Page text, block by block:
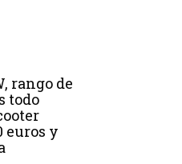
rango de
todo
euros y